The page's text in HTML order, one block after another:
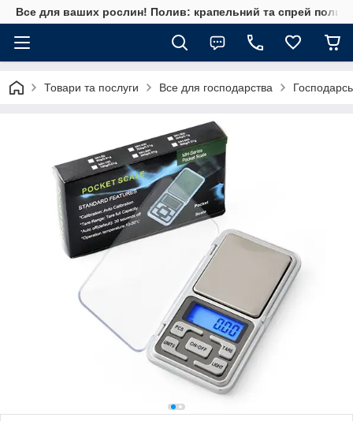
Все для ваших рослин! Полив: крапельний та спрей полив,
Товари та послуги Все для господарства